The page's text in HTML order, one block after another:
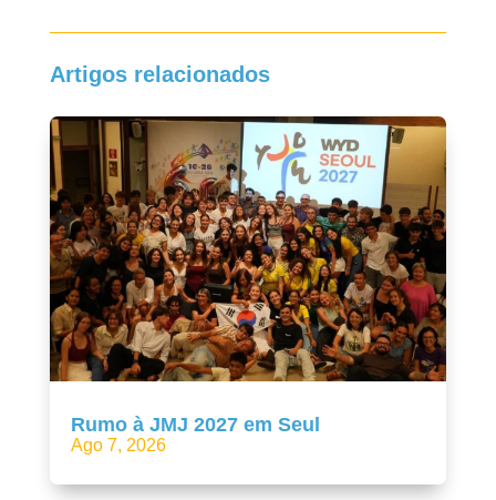
Artigos relacionados
Rumo à JMJ 2027 em Seul
Ago 7, 2026